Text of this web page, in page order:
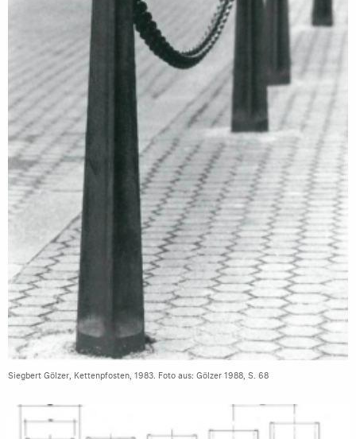
Siegbert Gölzer, Kettenpfosten, 1983. Foto aus: Gölzer 1988, S. 68